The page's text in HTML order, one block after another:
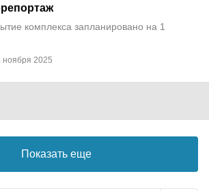
ноября 2025
комплекса запланировано на 1
Показать еще